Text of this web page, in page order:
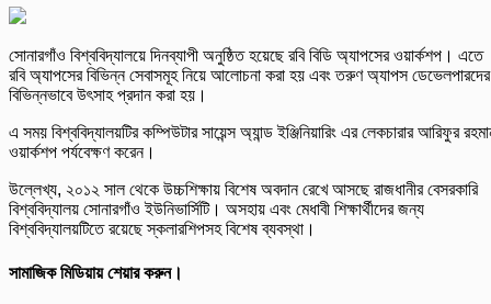
সোনারগাঁও বিশ্ববিদ্যালয়ে দিনব্যাপী অনুষ্ঠিত হয়েছে রবি বিডি অ্যাপসের ওয়ার্কশপ। এতে
রবি অ্যাপসের বিভিন্ন সেবাসমূহ নিয়ে আলোচনা করা হয় এবং তরুণ অ্যাপস ডেভেলপারদের
বিভিন্নভাবে উৎসাহ প্রদান করা হয়।
এ সময় বিশ্ববিদ্যালয়টির কম্পিউটার সায়েন্স অ্যান্ড ইঞ্জিনিয়ারিং এর লেকচারার আরিফুর
ওয়ার্কশপ পর্যবেক্ষণ করেন।
উল্লেখ্য, ২০১২ সাল থেকে উচ্চশিক্ষায় বিশেষ অবদান রেখে আসছে রাজধানীর বেসরকারি
বিশ্ববিদ্যালয় সোনারগাঁও ইউনিভার্সিটি। অসহায় এবং মেধাবী শিক্ষার্থীদের জন্য
বিশ্ববিদ্যালয়টিতে রয়েছে স্কলারশিপসহ বিশেষ ব্যবস্থা।
সামাজিক মিডিয়ায় শেয়ার করুন।